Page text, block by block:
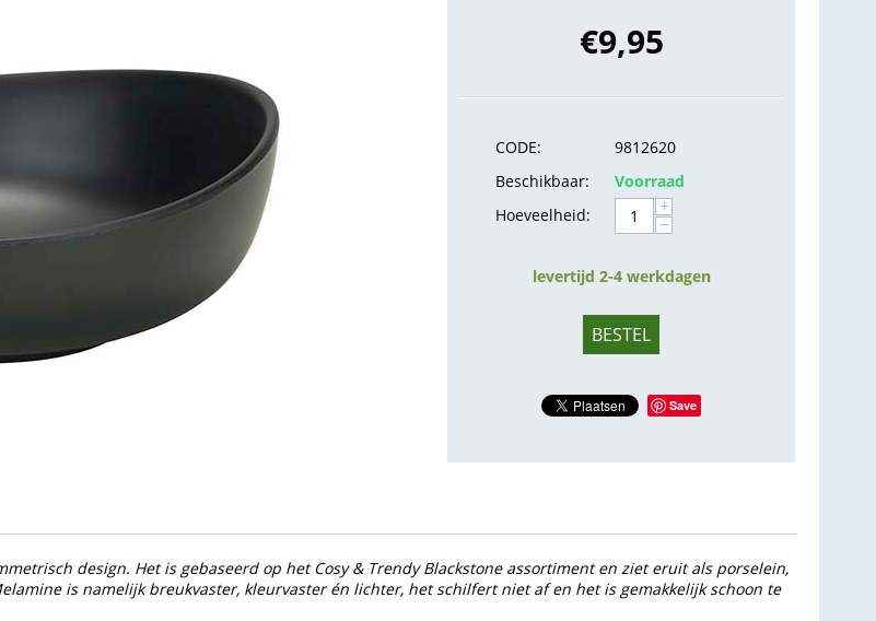
€9,95
CODE:
9812620
Beschikbaar:
Voorraad
Hoeveelheid:
+
−
levertijd 2-4 werkdagen
BESTEL
Save
design. Het is gebaseerd op het Cosy & Trendy Blackstone assortiment en ziet eruit als porselein,
is namelijk breukvaster, kleurvaster én lichter, het schilfert niet af en het is gemakkelijk schoon te